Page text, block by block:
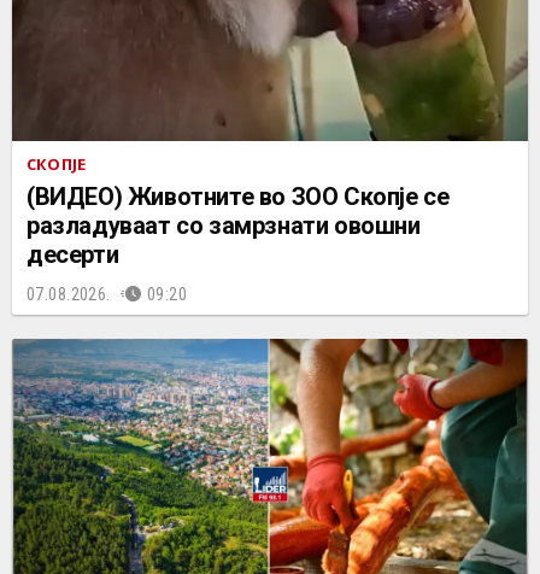
СКОПЈЕ
(ВИДЕО) Животните во ЗОО Скопје се
разладуваат со замрзнати овошни
десерти
07.08.2026. 09:20